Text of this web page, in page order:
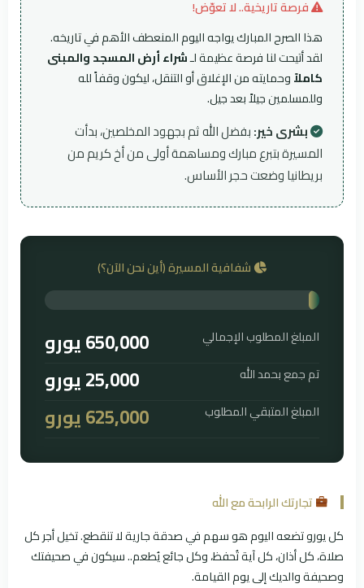
فرصة تاريخية.. لا تعوّض!
هذا الصرح المبارك يواجه اليوم المنعطف الأهم في تاريخه.
لقد أتيحت لنا فرصة عظيمة لـشراء أرض المسجد والمبنى
كاملاًوحمايته من الإغلاق أو التنقل، ليكون وقفاً لله
وللمسلمين جيلاً بعد جيل.
بشرى خير:بفضل الله ثم بجهود المخلصين، بدأت
المسيرة بتبرع مبارك ومساهمة أولى من أخ كريم من
بريطانيا وضعت حجر الأساس.
شفافية المسيرة (أين نحن الآن؟)
المبلغ المطلوب الإجمالي 650,000 يورو
تم جمع بحمد الله 25,000 يورو
المبلغ المتبقي المطلوب 625,000 يورو
تجارتك الرابحة مع الله
كل يورو تضعه اليوم هو سهم في صدقة جارية لا تنقطع. تخيل أجر كل
صلاة، كل أذان، كل آية تُحفظ، وكل جائع يُطعم.. سيكون في صحيفتك
وصحيفة والديك إلى يوم القيامة.